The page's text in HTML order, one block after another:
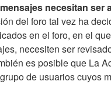
necesitan ser
del foro tal vez ha
en el foro, en el
necesiten ser
es posible que La
de usuarios cuyos